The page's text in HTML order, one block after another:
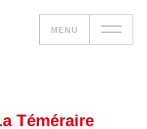
MENU
Téméraire